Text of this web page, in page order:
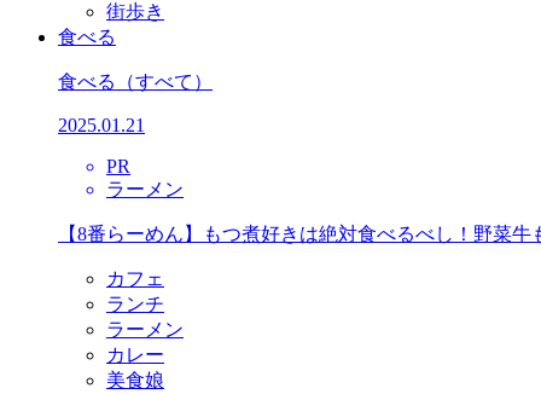
街歩き
食べる
食べる （すべて）
2025.01.21
PR
ラーメン
【8番らーめん】もつ煮好きは絶対食べるべし！野菜
カフェ
ランチ
ラーメン
カレー
美食娘